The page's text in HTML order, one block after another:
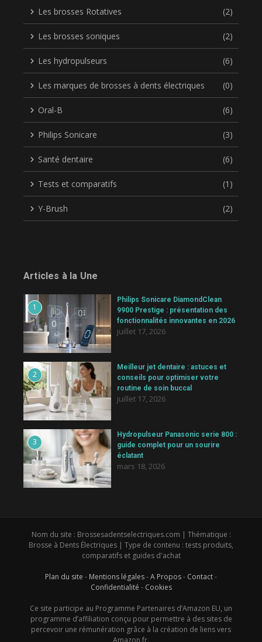
Les brosses Rotatives (2)
Les brosses soniques (2)
Les hydropulseurs (6)
Les marques de brosses à dents électriques (0)
Oral-B (6)
Philips Sonicare (3)
Santé dentaire (6)
Tests et comparatifs (1)
Y-Brush (2)
Articles à la Une
1
Philips Sonicare DiamondClean
9900 Prestige : présentation des
fonctionnalités innovantes en 2026
juillet 17, 2026
2
Meilleur jet dentaire : astuces et
conseils pour optimiser votre
routine de soin buccal
juillet 17, 2026
3
Hydropulseur Panasonic serie 800 :
guide complet pour un sourire
éclatant
mars 18, 2026
Nom du site : Brossesadentselectriques.com | Thématique :
Brosse à Dents Électriques | Type de contenu : tests produits,
comparatifs et guides d'achat
Plan du site - Mentions légales-A Propos- Contact-
Confidentialité - Cookies
Ce site participe au Programme Partenaires d’Amazon EU, un
programme d’affiliation conçu pour permettre à des sites de
percevoir une rémunération grâce à la création de liens vers
Amazon.fr.